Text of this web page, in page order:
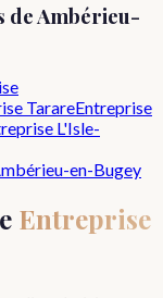
deAmbérieu-
TarareEntreprise
L'Isle-
en-Bugey
Entreprise